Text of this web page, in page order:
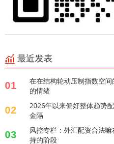
最近发表
01
在在结构轮动压制指数空
的情绪
02
2026年以来偏好整体趋势
金隔
03
风控专栏：外汇配资合法
持的阶段